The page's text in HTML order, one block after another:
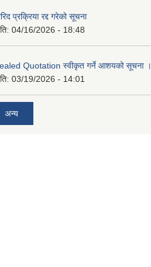
प्रक्रिया रद्द गरेको सूचना
04/16/2026 - 18:48
Quotation स्वीकृत गर्ने आशयको सूचना ।
03/19/2026 - 14:01
अन्य